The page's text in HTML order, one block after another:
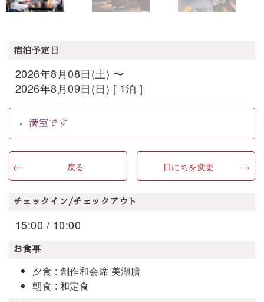
宿泊予定日
2026年8月08日(土) 〜
2026年8月09日(日) [ 1泊 ]
満室です
戻る 日にちを変更
チェックイン/チェックアウト
15:00 / 10:00
お食事
夕食 : 創作和会席 美湖膳
朝食 : 和定食